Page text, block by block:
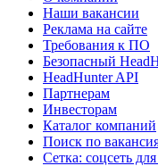
Наши вакансии
Реклама на сайте
Требования к ПО
Безопасный
HeadHunter API
Партнерам
Инвесторам
Каталог компаний
Поиск по
Сетка: соцсеть